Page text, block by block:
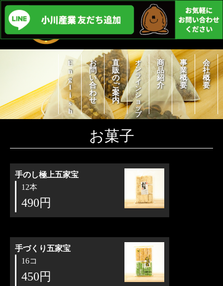
会
社
概
要
事
業
概
要
商
品
紹
介
オ
ン
ラ
イ
ン
シ
ョ
ッ
プ
直
販
の
ご
案
内
お
問
い
合
わ
せ
English
お菓子
手のし極上五家宝
12本
490円
手づくり五家宝
16コ
450円